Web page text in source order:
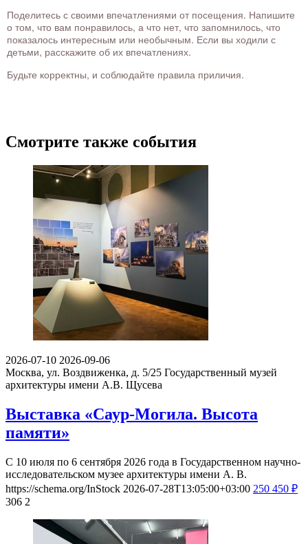
Поделитесь с своими впечатлениями от посещения. Напишите
о том, что вам понравилось, а что нет, что запомнилось, что
показалось интересным или необычным. Если вы ходили с
детьми, расскажите об их впечатлениях.
Будьте корректны, и соблюдайте правила приличия.
Смотрите также события
2026-07-10 2026-09-06
Москва, ул. Воздвиженка, д. 5/25 Государственный музей
архитектуры имени А.В. Щусева
Выставка «Саур-Могила. Высота
памяти»
С 10 июля по 6 сентября 2026 года в Государственном научно-
исследовательском музее архитектуры имени А. В.
https://schema.org/InStock 2026-07-28T13:05:00+03:00 250 450 ₽
306 2